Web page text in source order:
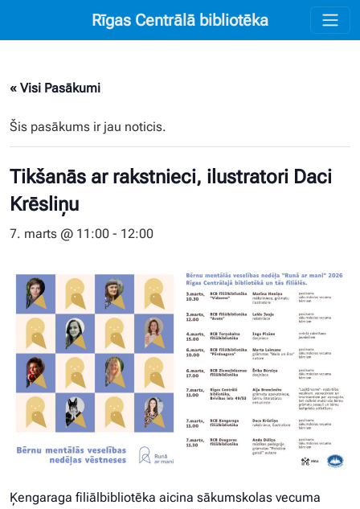
Rīgas Centrālā bibliotēka
« Visi Pasākumi
Šis pasākums ir jau noticis.
Tikšanās ar rakstnieci, ilustratori Daci
Krēsliņu
7. marts @ 11:00 - 12:00
Ķengaraga filiālbibliotēka aicina sākumskolas vecuma